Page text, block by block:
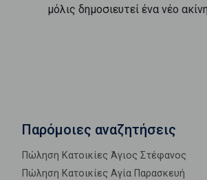
μόλις δημοσιευτεί ένα νέο
Παρόμοιες αναζητήσεις
Πώληση Κατοικίες Άγιος Στέφανος
Πώληση Κατοικίες Αγία Παρασκευή